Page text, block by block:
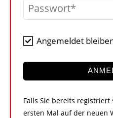
Passwort
Angemeldet
Falls Sie bereits registriert
ersten Mal auf der neuen